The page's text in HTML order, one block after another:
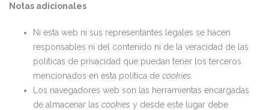
Notas adicionales
Ni esta web ni sus representantes legales se hacen
responsables ni del contenido ni de la veracidad de las
políticas de privacidad que puedan tener los terceros
mencionados en esta política de cookies
Los navegadores web son las herramientas encargadas
de almacenar las cookies y desde este lugar debe